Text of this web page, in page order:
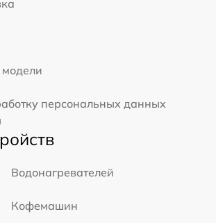
персональных данных
Водонагревателей
Кофемашин